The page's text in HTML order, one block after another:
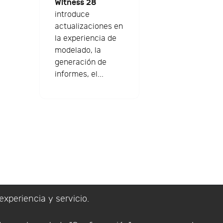
y servicio.
Witness 28
introduce
actualizaciones en
la experiencia de
modelado, la
generación de
informes, el...